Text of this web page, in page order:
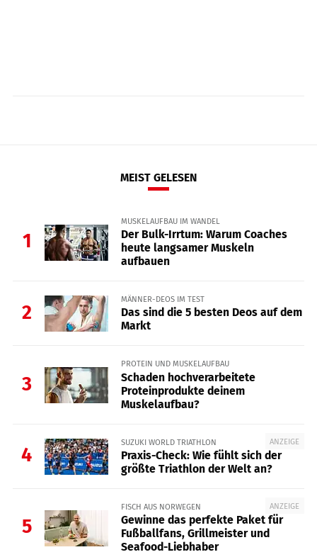
MEIST GELESEN
1
MUSKELAUFBAU IM WANDEL
Der Bulk-Irrtum: Warum Coaches
heute langsamer Muskeln
aufbauen
2
MÄNNER-DEOS IM TEST
Das sind die 5 besten Deos auf dem
Markt
3
PROTEIN UND MUSKELAUFBAU
Schaden hochverarbeitete
Proteinprodukte deinem
Muskelaufbau?
4
ANZEIGE
SUZUKI WORLD TRIATHLON
Praxis-Check: Wie fühlt sich der
größte Triathlon der Welt an?
5
ANZEIGE
FISCH AUS NORWEGEN
Gewinne das perfekte Paket für
Fußballfans, Grillmeister und
Seafood-Liebhaber